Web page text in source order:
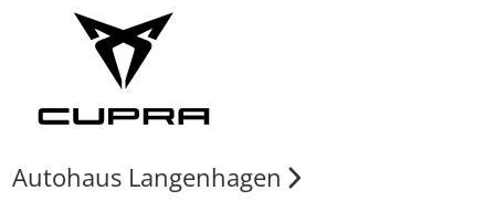
Autohaus Langenhagen